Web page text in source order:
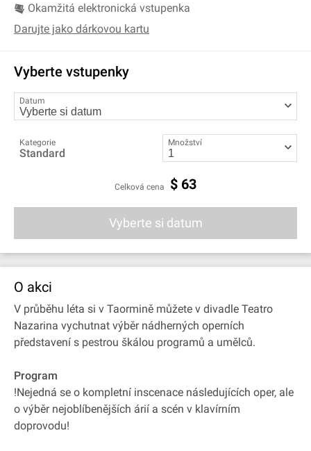
Okamžitá elektronická vstupenka
Darujte jako dárkovou kartu
Vyberte vstupenky
Datum
Kategorie
Standard
Množství
Celková cena $ 63
Vyberte si datum
O akci
V průběhu léta si v Taormině můžete v divadle Teatro
Nazarina vychutnat výběr nádherných operních
představení s pestrou škálou programů a umělců.
Program
!Nejedná se o kompletní inscenace následujících oper, ale
o výběr nejoblíbenějších árií a scén v klavírním
doprovodu!